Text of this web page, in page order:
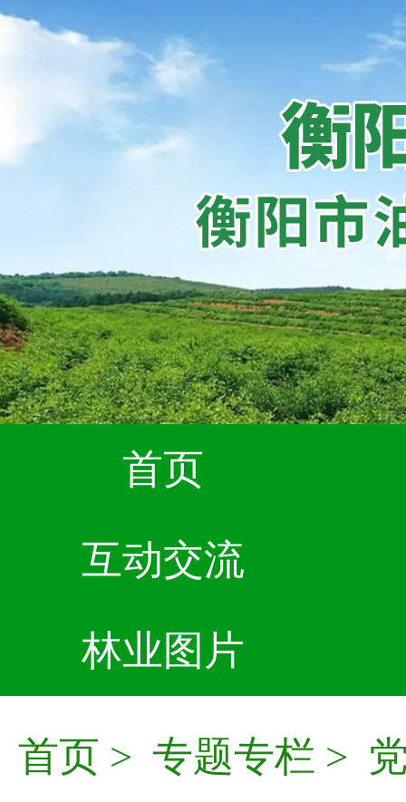
首页
互动交流
林业图片
首页 > 专题专栏 >